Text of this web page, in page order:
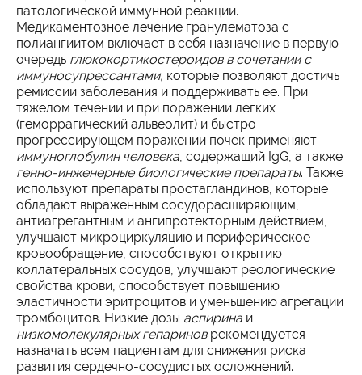
патологической иммунной реакции.
Медикаментозное лечение гранулематоза с
полиангиитом включает в себя назначение в первую
очередь глюкокортикостероидов в сочетании с
иммуносупрессантами, которые позволяют достичь
ремиссии заболевания и поддерживать ее. При
тяжелом течении и при поражении легких
(геморрагический альвеолит) и быстро
прогрессирующем поражении почек применяют
иммуноглобулин человека, содержащий IgG, а также
генно-инженерные биологические препараты. Также
используют препараты простагландинов, которые
обладают выраженным сосудорасширяющим,
антиагрегантным и ангипротекторным действием,
улучшают микроциркуляцию и периферическое
кровообращение, способствуют открытию
коллатеральных сосудов, улучшают реологические
свойства крови, способствует повышению
эластичности эритроцитов и уменьшению агрегации
тромбоцитов. Низкие дозы аспирина и
низкомолекулярных гепариноврекомендуется
назначать всем пациентам для снижения риска
развития сердечно-сосудистых осложнений.